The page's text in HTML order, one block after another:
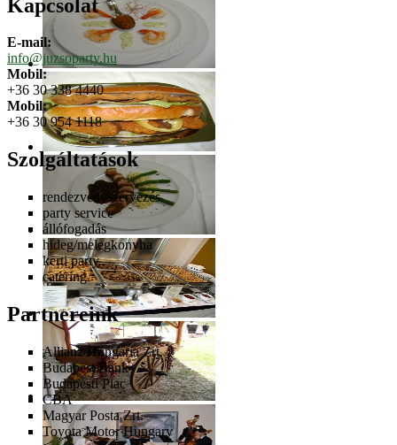
Kapcsolat
E-mail:
info@juzsoparty.hu
Mobil:
+36 30 338 4440
Mobil:
+36 30 954 1118
Szolgáltatások
rendezvényszervezés
party service
állófogadás
hideg/melegkonyha
kerti party
catering
Partnereink
Allianz Hungária Zrt.
Budapest Bank
Budapesti Piac
CBA
Magyar Posta Zrt.
Toyota Motor Hungary